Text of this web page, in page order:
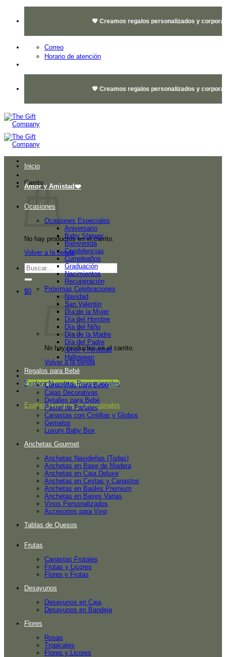
💖 Creamos regalos personalizados y
Correo
Horario de atención
💖 Creamos regalos personalizados y
Carrito
No hay productos en el carrito.
Volver a la tienda
Buscar
por:
$0
No hay productos en el carrito.
Volver a la tienda
Explora Nuestros Promocionales
Explora Nuestros Promocionales
Inicio
Amor y Amistad❤️
Ocasiones
Ocasiones Especiales
Aniversario
Baby Shower
Bienvenida
Condolencias
Cumpleaños
Graduación
Nacimientos
Recuperación
Próximas Celebraciones
Navidad
San Valentin
Día de la Mujer
Día del Hombre
Día del Niño
Día de la Madre
Día del Padre
Amor y Amistad
Halloween
Regalos para Bebé
Canastillas para Bebé
Cajas Decorativas
Detalles para Bebé
Pastel de Pañales
Canastas con Cintillas y Globos
Gemelos
Luxury Baby Box
Anchetas Gourmet
Anchetas Navideñas (Todas)
Anchetas en Base de Madera
Anchetas en Caja Deluxe
Anchetas en Cestas y Canastos
Anchetas en Baúles Premium
Anchetas en Bases Varias
Vinos Personalizados
Accesorios para Vino
Tablas de Quesos
Frutas
Canastas Frutales
Frutas y Licores
Flores y Frutas
Desayunos
Desayunos en Caja
Desayunos en Bandeja
Flores
Rosas
Tropicales
Flores y Licores